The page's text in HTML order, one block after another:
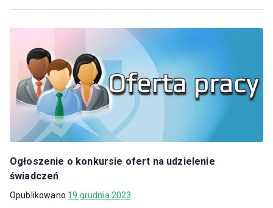
Ogłoszenie o konkursie ofert na udzielenie
świadczeń
Opublikowano 19 grudnia 2023